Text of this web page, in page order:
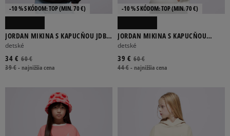
-10 % S KÓDOM: TOP (MIN. 70 €)
JORDAN MIKINA S KAPUCŇOU JDB
AIR JORDAN HAS LANDED PO BOY
detské
60 €
34 €
39 €-najnižšia cena
-10 % S KÓDOM: TOP (MIN. 70 €)
JORDAN MIKINA S KAPUCŇOU
LANDED B
detské
60 €
39 €
44 €-najnižšia cena